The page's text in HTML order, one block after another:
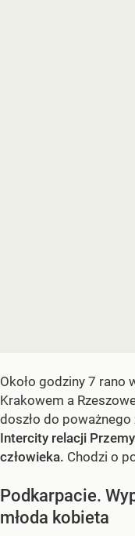
Około godziny 7 rano
Krakowem a
doszło do
Intercity relacji
człowieka. Chodzi o
Podkarpacie.
młoda kobieta